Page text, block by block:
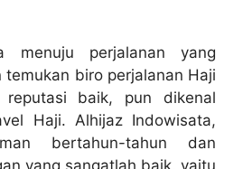
menuju perjalanan yang
temukan biro perjalanan Haji
reputasi baik, pun dikenal
Haji. Alhijaz Indowisata,
bertahun-tahun dan
yang sangatlah baik, yaitu